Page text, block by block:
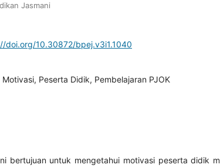
Jasmani
doi.org/10.30872/bpej.v3i1.1040
Motivasi, Peserta Didik, Pembelajaran PJOK
bertujuan untuk mengetahui motivasi peserta didik